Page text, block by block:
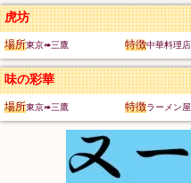
虎坊
場所東京➠三鷹 特徴中華料理店
味の彩華
場所東京➠三鷹 特徴ラーメン屋